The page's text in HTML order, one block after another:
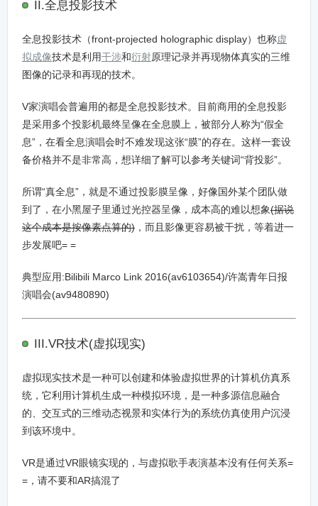
II.全息投影技术
全息投影技术（front-projected holographic display）也称虚
拟成像技术是利用干涉和衍射原理记录并再现物体真实的三维
图像的记录和再现的技术。
V家演唱会普遍用的都是全息投影技术。目前商用的全息投影
是采用多个投影机最终呈像在全息膜上，被部分人称为“假全
息”，在看全息演唱会时不难发现这张“膜”的存在。这样一套设
备价格并不是非常高，想详细了解可以参考关键词“背投影”。
所谓“真全息”，就是不通过投影膜呈像，好像国外某个团队做
到了，在小黑屋子里通过光控器呈像，成本高的难以想象(据说
这个成本是按像素点算的) ，而且影像更容易被干扰，等着进一
步发展吧= =
典型应用:Bilibili Marco Link 2016(av6103654)/许嵩青年日报
演唱会(av9480890)
III.VR技术(虚拟现实)
虚拟现实技术是一种可以创建和体验虚拟世界的计算机仿真系
统，它利用计算机生成一种模拟环境，是一种多源信息融合
的、交互式的三维动态视景和实体行为的系统仿真使用户沉浸
到该环境中。
VR是通过VR眼镜实现的，与虚拟歌手表演基本没有任何关系=
=，请不要和AR搞混了